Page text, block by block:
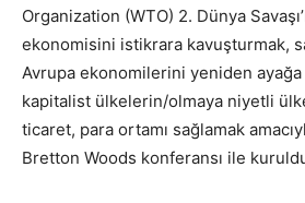
Organization (WTO) 2. Dünya
ekonomisini istikrara kavuşturmak,
Avrupa ekonomilerini yeniden ayağa
kapitalist ülkelerin/olmaya niyetli
ticaret, para ortamı sağlamak
Bretton Woods konferansı ile